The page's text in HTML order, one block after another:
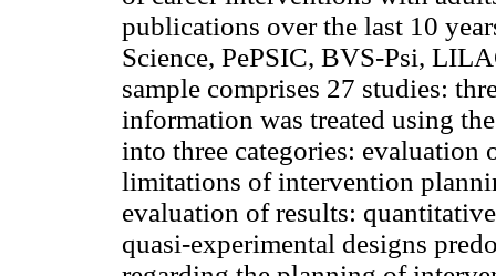
publications over the last 10
Science, PePSIC, BVS-Psi,
sample comprises 27 studies:
information was treated using
into three categories: evaluation
limitations of intervention
evaluation of results:
quasi-experimental designs